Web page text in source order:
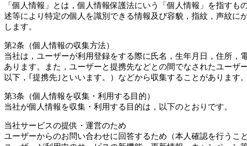
「個人情報」とは，個人情報保護法にいう「個人情報」を指す
述等により特定の個人を識別できる情報及び容貌，指紋，声紋
します。
第2条（個人情報の収集方法）
当社は，ユーザーが利用登録をする際に氏名，生年月日，住所
あります。また，ユーザーと提携先などとの間でなされたユーザ
以下，｢提携先｣といいます。）などから収集することがあります。
第3条（個人情報を収集・利用する目的）
当社が個人情報を収集・利用する目的は，以下のとおりです。
当社サービスの提供・運営のため
ユーザーからのお問い合わせに回答するため（本人確認を行うこと